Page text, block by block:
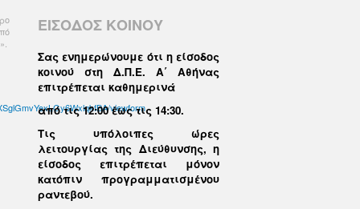
viewform
ΕΙΣΟΔΟΣ ΚΟΙΝΟΥ
Σας ενημερώνουμε ότι η είσοδος
κοινού στη Δ.Π.Ε. Α΄ Αθήνας
επιτρέπεται καθημερινά
από τις 12:00 έως τις 14:30.
Τις υπόλοιπες ώρες
λειτουργίας της Διεύθυνσης, η
είσοδος επιτρέπεται μόνον
κατόπιν προγραμματισμένου
ραντεβού.